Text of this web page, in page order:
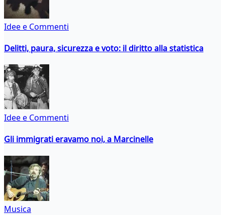
Idee e Commenti
Delitti, paura, sicurezza e voto: il diritto alla statistica
Idee e Commenti
Gli immigrati eravamo noi, a Marcinelle
Musica